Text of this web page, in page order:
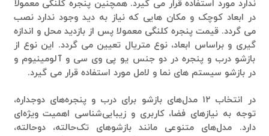
ندارد مورد استفاده قرار می گیرد. همچنین پنجره کلنگی معمولأ
در ابعاد کوچک و مکان هایی که نیاز به دید وجود ندارد نصب
می گردد. قیمت پنجره کلنگی معمولا پس از بازدید محل و اندازه
گیری و براساس ابعاد، نوع متریال تعیین می گردد. این نوع از
بازشو درب و پنجره در دو جنس یو پی وی سی و آلومینیوم و
در بازشو سیستم های نما و لامل مورد استفاده قرار می گیرد.
در انتخاب
،
توجه به نیازهای فضا، کاربری و زیبایی‌شناسی اهمیت ویژه‌ای
دارد. مدل‌های متنوعی مانند بازشوهای تک‌حالته، دوحالته،